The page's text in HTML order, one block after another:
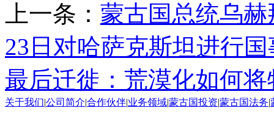
上一条： 蒙古国总统乌赫
23日对哈萨克斯坦进行
最后迁徙：荒漠化如何
关于我们 公司简介 合作伙伴 业务领域 蒙古国投资 蒙古国法务